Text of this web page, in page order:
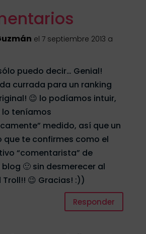
el 7 septiembre 2013 a
puedo decir… Genial!
currada para un ranking
😉 lo podíamos intuir,
lo teníamos
medido, así que un
que te confirmes como el
“comentarista” de
🙂 sin desmerecer al
Troll!! 😉 Gracias! :))
Responder